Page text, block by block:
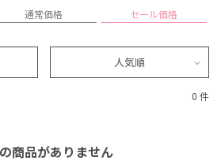
通常価格 セール価格
人気順
0 件
商品がありません